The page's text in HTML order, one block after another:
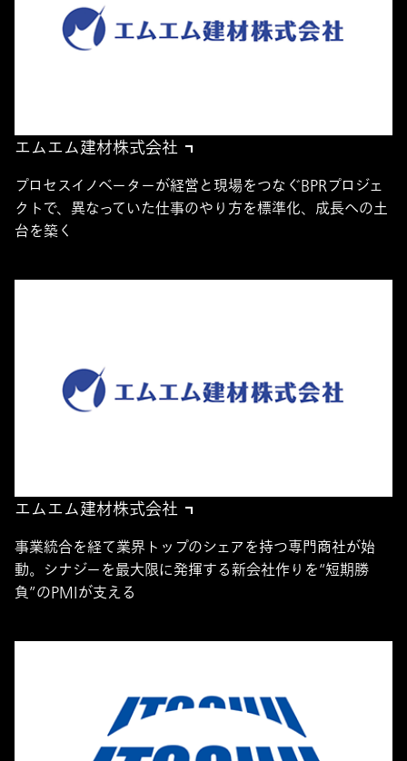
エムエム建材株式会社
プロセスイノベーターが経営と現場をつなぐBPRプロジェ
クトで、異なっていた仕事のやり方を標準化、成長への土
台を築く
エムエム建材株式会社
事業統合を経て業界トップのシェアを持つ専門商社が始
動。シナジーを最大限に発揮する新会社作りを“短期勝
負”のPMIが支える